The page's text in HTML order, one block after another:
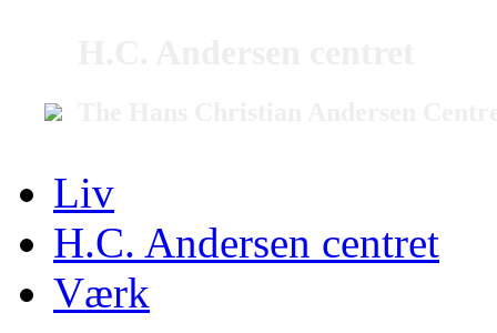
Liv
H.C. Andersen centret
Værk